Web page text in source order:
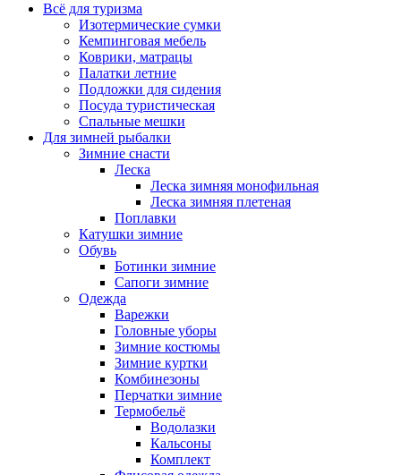
Всё для туризма
Изотермические сумки
Кемпинговая мебель
Коврики, матрацы
Палатки летние
Подложки для сидения
Посуда туристическая
Спальные мешки
Для зимней рыбалки
Зимние снасти
Леска
Леска зимняя монофильная
Леска зимняя плетеная
Поплавки
Катушки зимние
Обувь
Ботинки зимние
Сапоги зимние
Одежда
Варежки
Головные уборы
Зимние костюмы
Зимние куртки
Комбинезоны
Перчатки зимние
Термобельё
Водолазки
Кальсоны
Комплект